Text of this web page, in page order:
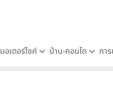
มอเตอร์ไซค์ บ้าน-คอนโด กา